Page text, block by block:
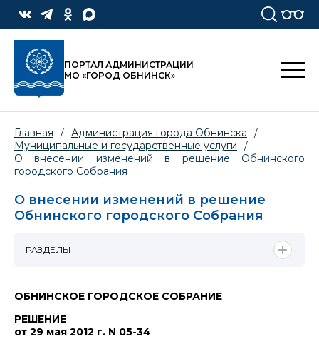
ПОРТАЛ АДМИНИСТРАЦИИ
МО «ГОРОД ОБНИНСК»
Главная / Администрация города Обнинска
/
Муниципальные и государственные услуги
/
О внесении изменений в решение Обнинского
городского Собрания
О внесении изменений в решение
Обнинского городского Собрания
ОБНИНСКОЕ ГОРОДСКОЕ СОБРАНИЕ
РЕШЕНИЕ
от 29 мая 2012 г. N 05-34
РАЗДЕЛЫ